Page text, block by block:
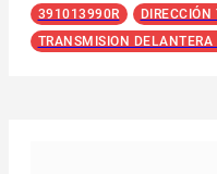
391013990R
TRANSMISION DELANTERA